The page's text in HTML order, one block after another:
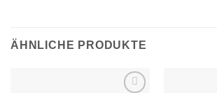
ÄHNLICHE PRODUKTE